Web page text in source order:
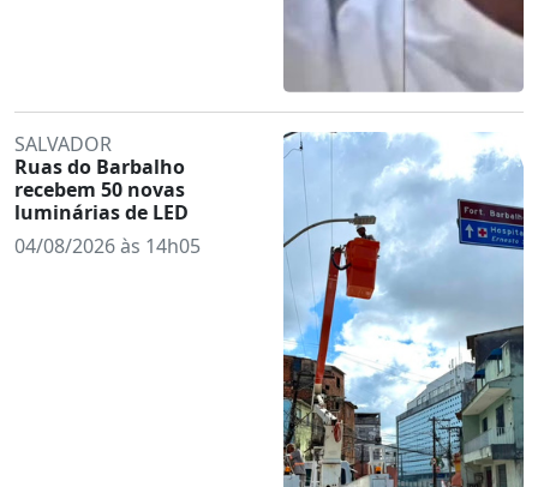
SALVADOR
Ruas do Barbalho
recebem 50 novas
luminárias de LED
04/08/2026 às 14h05